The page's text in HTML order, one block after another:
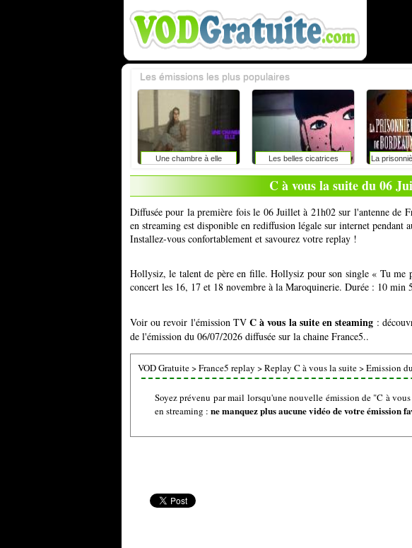
Une chambre à elle Les belles cicatrices La
Les émissions les plus populaires
C à vous la suite du 06
Diffusée pour la première fois le 06 Juillet à 21h02 sur l'antenne de
en streaming est disponible en rediffusion légale sur internet pendant
Installez-vous confortablement et savourez votre replay !
Hollysiz, le talent de père en fille. Hollysiz pour son single « Tu me
concert les 16, 17 et 18 novembre à la Maroquinerie. Durée : 10 min
Voir ou revoir l'émission TVC à vous la suite en steaming :
de l'émission du 06/07/2026 diffusée sur la chaine France5..
VOD Gratuite>France5 replay >Replay C à vous la suite>Emission
Soyez prévenu par mail lorsqu'une nouvelle émission de "C à
en streaming : ne manquez plus aucune vidéo de votre émission